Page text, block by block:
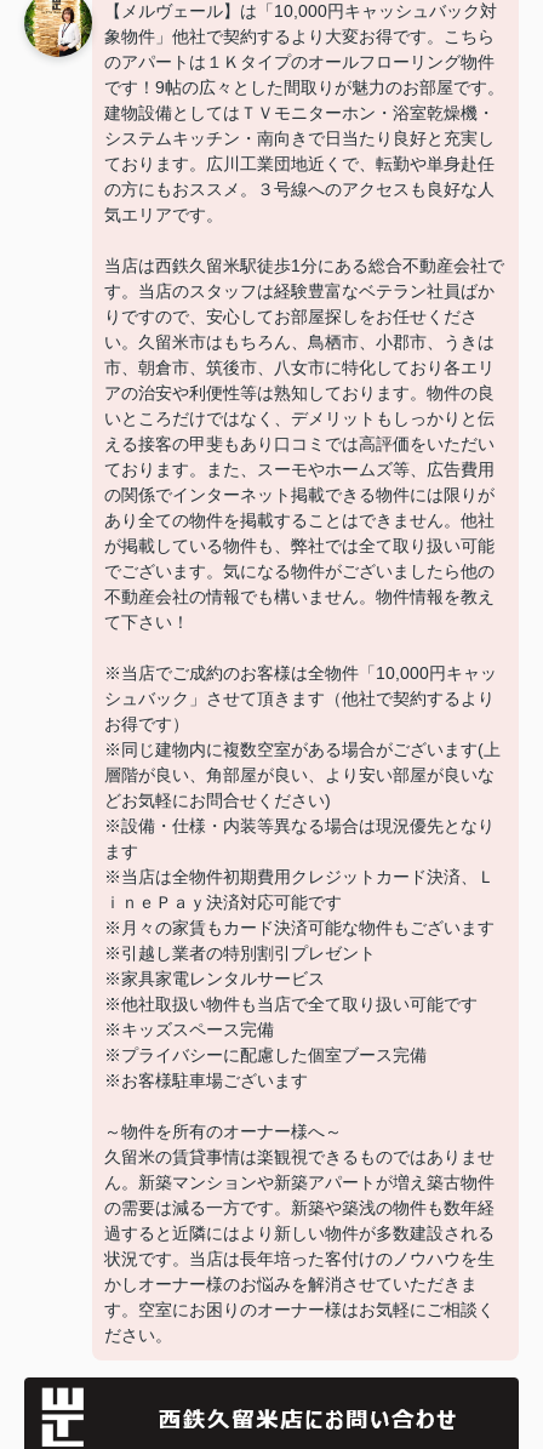
【メルヴェール】は「10,000円キャッシュバック対
象物件」他社で契約するより大変お得です。こちら
のアパートは１Ｋタイプのオールフローリング物件
です！9帖の広々とした間取りが魅力のお部屋です。
建物設備としてはＴＶモニターホン・浴室乾燥機・
システムキッチン・南向きで日当たり良好と充実し
ております。広川工業団地近くで、転勤や単身赴任
の方にもおススメ。３号線へのアクセスも良好な人
気エリアです。
当店は西鉄久留米駅徒歩1分にある総合不動産会社で
す。当店のスタッフは経験豊富なベテラン社員ばか
りですので、安心してお部屋探しをお任せくださ
い。久留米市はもちろん、鳥栖市、小郡市、うきは
市、朝倉市、筑後市、八女市に特化しており各エリ
アの治安や利便性等は熟知しております。物件の良
いところだけではなく、デメリットもしっかりと伝
える接客の甲斐もあり口コミでは高評価をいただい
ております。また、スーモやホームズ等、広告費用
の関係でインターネット掲載できる物件には限りが
あり全ての物件を掲載することはできません。他社
が掲載している物件も、弊社では全て取り扱い可能
でございます。気になる物件がございましたら他の
不動産会社の情報でも構いません。物件情報を教え
て下さい！
※当店でご成約のお客様は全物件「10,000円キャッ
シュバック」させて頂きます（他社で契約するより
お得です）
※同じ建物内に複数空室がある場合がございます(上
層階が良い、角部屋が良い、より安い部屋が良いな
どお気軽にお問合せください)
※設備・仕様・内装等異なる場合は現況優先となり
ます
※当店は全物件初期費用クレジットカード決済、Ｌ
ｉｎｅＰａｙ決済対応可能です
※月々の家賃もカード決済可能な物件もございます
※引越し業者の特別割引プレゼント
※家具家電レンタルサービス
※他社取扱い物件も当店で全て取り扱い可能です
※キッズスペース完備
※プライバシーに配慮した個室ブース完備
※お客様駐車場ございます
～物件を所有のオーナー様へ～
久留米の賃貸事情は楽観視できるものではありませ
ん。新築マンションや新築アパートが増え築古物件
の需要は減る一方です。新築や築浅の物件も数年経
過すると近隣にはより新しい物件が多数建設される
状況です。当店は長年培った客付けのノウハウを生
かしオーナー様のお悩みを解消させていただきま
す。空室にお困りのオーナー様はお気軽にご相談く
ださい。